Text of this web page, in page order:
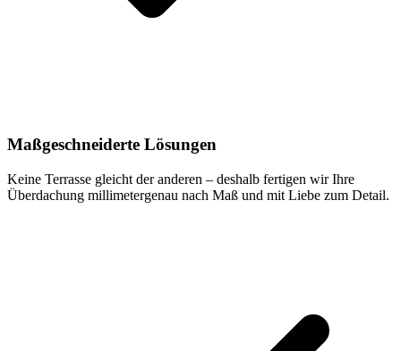
Maßgeschneiderte Lösungen
Keine Terrasse gleicht der anderen – deshalb fertigen wir Ihre
Überdachung millimetergenau nach Maß und mit Liebe zum Detail.